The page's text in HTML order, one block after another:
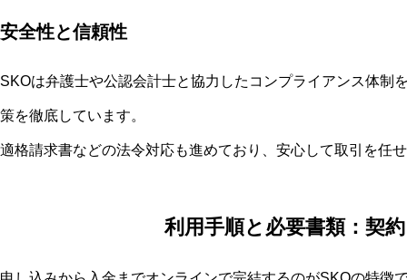
安全性と信頼性
SKOは弁護士や公認会計士と協力したコンプライアンス体制
策を徹底しています。
適格請求書などの法令対応も進めており、安心して取引を任
利用手順と必要書類：契